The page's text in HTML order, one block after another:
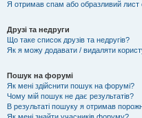
Я отримав спам або образливий лист
Друзі та недруги
Що таке список друзів та недругів?
Як я можу додавати / видаляти
Пошук на форумі
Як мені здійснити пошук на форумі?
Чому мій пошук не дає результатів?
В результаті пошуку я отримав